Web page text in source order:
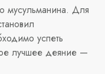
мусульманина. Для
успеть
лучшее деяние —